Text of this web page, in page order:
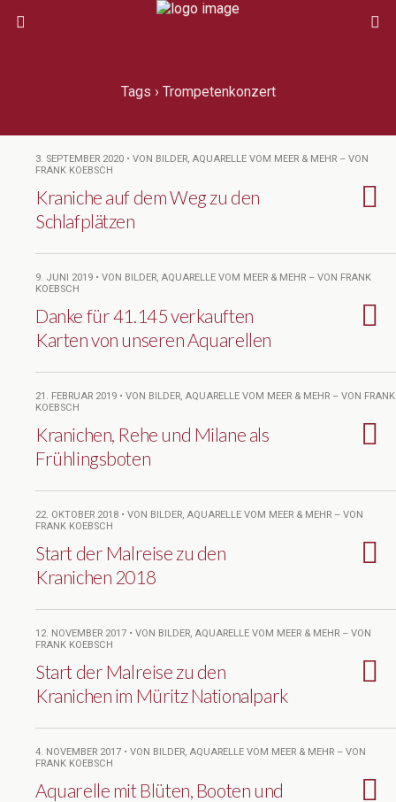
Tags › Trompetenkonzert
3. SEPTEMBER 2020 • VON BILDER, AQUARELLE VOM MEER & MEHR – VON
FRANK KOEBSCH
Kraniche auf dem Weg zu den
Schlafplätzen
9. JUNI 2019 • VON BILDER, AQUARELLE VOM MEER & MEHR – VON FRANK
KOEBSCH
Danke für 41.145 verkauften
Karten von unseren Aquarellen
21. FEBRUAR 2019 • VON BILDER, AQUARELLE VOM MEER & MEHR – VON FRANK
KOEBSCH
Kranichen, Rehe und Milane als
Frühlingsboten
22. OKTOBER 2018 • VON BILDER, AQUARELLE VOM MEER & MEHR – VON
FRANK KOEBSCH
Start der Malreise zu den
Kranichen 2018
12. NOVEMBER 2017 • VON BILDER, AQUARELLE VOM MEER & MEHR – VON
FRANK KOEBSCH
Start der Malreise zu den
Kranichen im Müritz Nationalpark
4. NOVEMBER 2017 • VON BILDER, AQUARELLE VOM MEER & MEHR – VON
FRANK KOEBSCH
Aquarelle mit Blüten, Booten und